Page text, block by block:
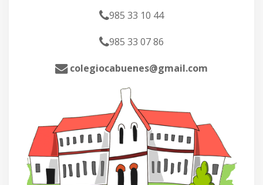
985 33 10 44
985 33 07 86
colegiocabuenes@gmail.com